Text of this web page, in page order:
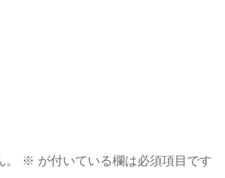
※ が付いている欄は必須項目です